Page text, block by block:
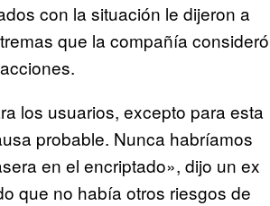
con la situación le dijeron a
que la compañía consideró
los usuarios, excepto para esta
probable. Nunca habríamos
en el encriptado», dijo un ex
que no había otros riesgos de